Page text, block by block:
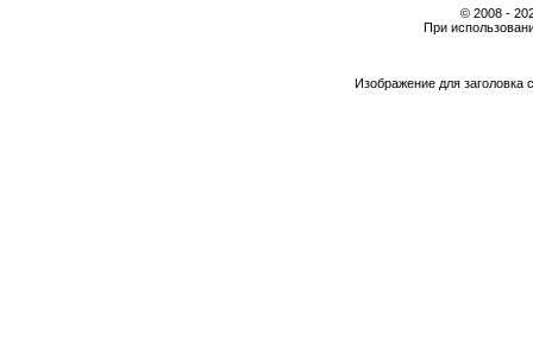
© 2008 -
При
Изображение для